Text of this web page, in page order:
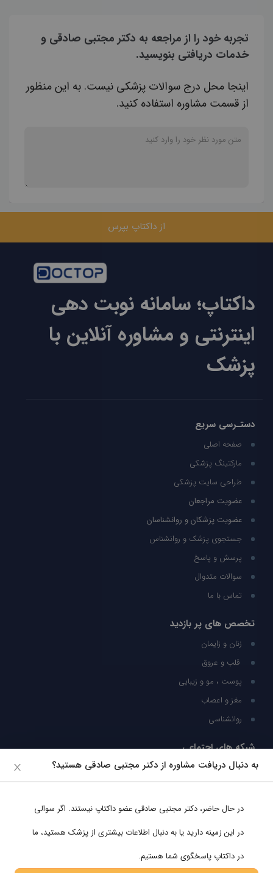
تجربه خود را از مراجعه به دکتر مجتبی صادقی و
خدمات دریافتی بنویسید.
اینجا محل درج سوالات پزشکی نیست. به این منظور
از قسمت مشاوره استفاده کنید.
از داکتاپ بپرس
داکتاپ؛ سامانه نوبت دهی
اینترنتی و مشاوره آنلاین با
پزشک
دستـرسی سریع
صفحه اصلی
مارکتینگ پزشکی
طراحی سایت پزشکی
عضویت مراجعان
عضویت پزشکان و روانشناسان
جستجوی پزشک و روانشناس
پرسش و پاسخ
سوالات متدوال
تماس با ما
تخصص های پر بازدید
زنان و زایمان
قلب و عروق
پوست ، مو و زیبایی
مغز و اعصاب
روانشناسی
شبکه های اجتماعی
ما را در شبکه های اجتماعی دنبال کنید
به دنبال دریافت مشاوره از دکتر مجتبی صادقی هستید؟
در حال حاضر، دکتر مجتبی صادقی عضو داکتاپ نیستند. اگر سوالی
در این زمینه دارید یا به دنبال اطلاعات بیشتری از پزشک هستید، ما
در داکتاپ پاسخگوی شما هستیم.